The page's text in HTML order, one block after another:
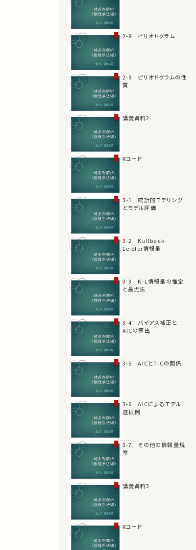
2-8 ピリオドグラム
2-9 ピリオドグラムの性
質
講義資料2
Rコード
3-1 統計的モデリング
とモデル評価
3-2 Kullback-
Leibler情報量
3-3 K-L情報量の推定
と最尤法
3-4 バイアス補正と
AICの導出
3-5 AICとTICの関係
3-6 AICによるモデル
選択例
3-7 その他の情報量規
準
講義資料3
Rコード